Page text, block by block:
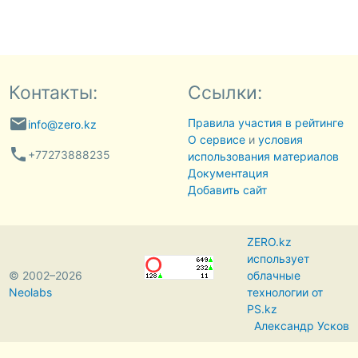
Контакты:
emailinfo@zero.kz
phone +77273888235
Ссылки:
Правила участия в рейтинге
О сервисеи условия
использования материалов
Документация
Добавить сайт
© 2002–2026
Neolabs
ZERO.kz
использует
облачные
технологии от
PS.kz
Александр Усков